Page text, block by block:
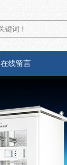
在线留言